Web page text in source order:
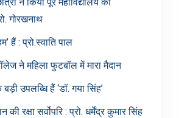
गोरखनाथ
हैं : प्रो.स्वाति पाल
ने महिला फुटबॉल में मारा मैदान
उपलब्धि हैं ‘डॉ. गया सिंह’
की रक्षा सर्वोपरि : प्रो. धर्मेंद्र कुमार सिंह